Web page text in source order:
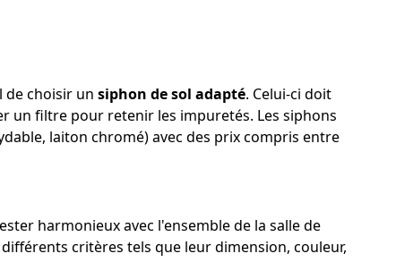
de choisir un siphon de sol adapté. Celui-ci doit
un filtre pour retenir les impuretés. Les siphons
laiton chromé) avec des prix compris entre
harmonieux avec l'ensemble de la salle de
critères tels que leur dimension, couleur,